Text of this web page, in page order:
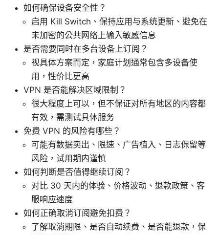
如何确保设备安全性？
启用 Kill Switch、保持应用与系统更新、避免在
未加密的公共网络上输入敏感信息
是否需要同时在多台设备上订阅？
视具体方案而定，家庭计划通常包含多设备使
用，性价比更高
VPN 是否能解决区域限制？
很大程度上可以，但不保证对所有地区的内容都
有效，需测试具体服务
免费 VPN 的风险有哪些？
可能有数据卖出、限速、广告植入、日志保留等
风险，试用期内谨慎
如何判断是否值得继续订阅？
对比 30 天内的体验、价格波动、退款政策、客
服响应速度
如何正确取消订阅避免扣费？
了解取消期限、是否自动续费、是否能退款，保